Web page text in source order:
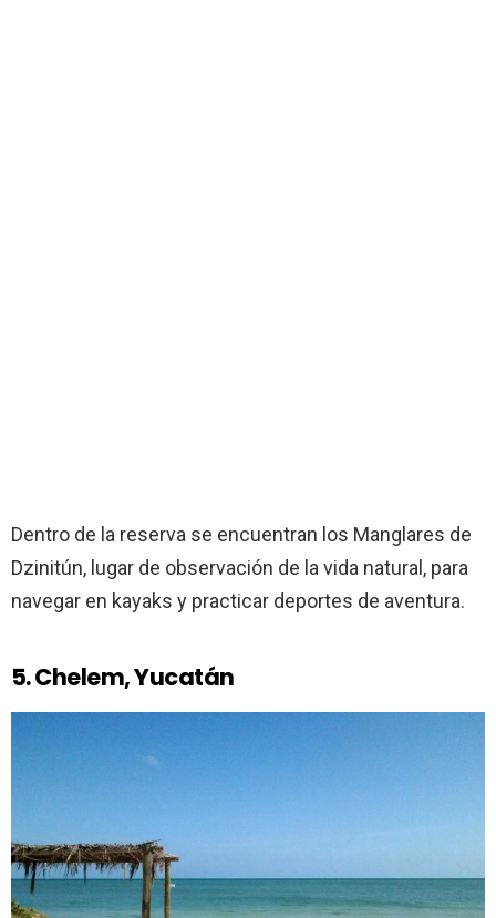
Dentro de la reserva se encuentran los Manglares de
Dzinitún, lugar de observación de la vida natural, para
navegar en kayaks y practicar deportes de aventura.
5. Chelem, Yucatán